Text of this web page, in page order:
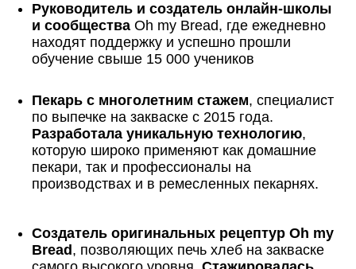
Руководитель и создатель онлайн-школы
и сообщества Oh my Bread, где ежедневно
находят поддержку и успешно прошли
обучение свыше 15 000 учеников
Пекарь с многолетним стажем, специалист
по выпечке на закваске с 2015 года.
Разработала уникальную технологию,
которую широко применяют как домашние
пекари, так и профессионалы на
производствах и в ремесленных пекарнях.
Создатель оригинальных рецептур Oh my
Bread , позволяющих печь хлеб на закваске